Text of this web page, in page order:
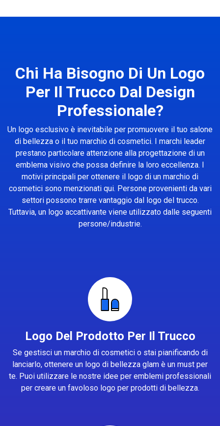
Chi Ha Bisogno Di Un Logo
Per Il Trucco Dal Design
Professionale?
Un logo esclusivo è inevitabile per promuovere il tuo salone
di bellezza o il tuo marchio di cosmetici. I marchi leader
prestano particolare attenzione alla progettazione di un
emblema visivo che possa definire la loro eccellenza. I
motivi principali per ottenere il logo di un marchio di
cosmetici sono menzionati qui. Persone provenienti da vari
settori possono trarre vantaggio dal logo del trucco.
Tuttavia, un logo accattivante viene utilizzato dalle seguenti
persone/industrie.
Logo Del Prodotto Per Il Trucco
Se gestisci un marchio di cosmetici o stai pianificando di
lanciarlo, ottenere un logo di bellezza glam è un must per
te. Puoi utilizzare le nostre idee per emblemi professionali
per creare un favoloso logo per prodotti di bellezza.